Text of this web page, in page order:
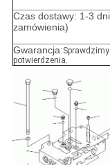
Czas dostawy: 1-3
zamówienia)
Gwarancja:
potwierdzenia.